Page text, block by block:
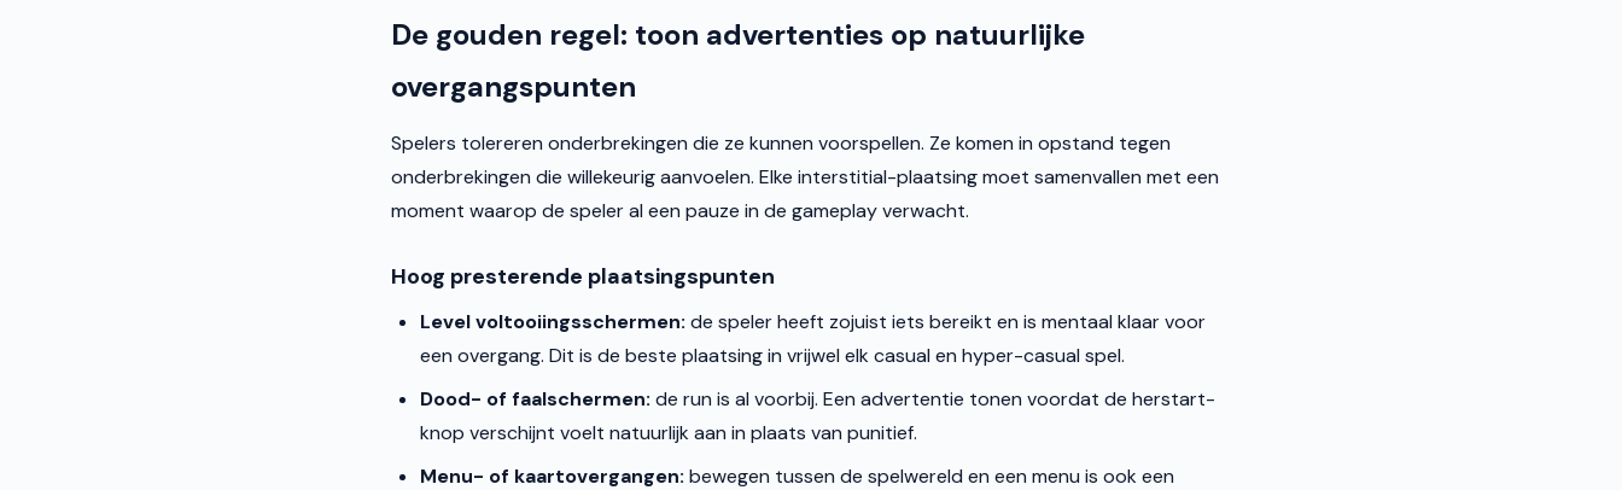
De gouden regel: toon advertenties op natuurlijke
overgangspunten
Spelers tolereren onderbrekingen die ze kunnen voorspellen. Ze komen in opstand tegen
onderbrekingen die willekeurig aanvoelen. Elke interstitial-plaatsing moet samenvallen met een
moment waarop de speler al een pauze in de gameplay verwacht.
Hoog presterende plaatsingspunten
Level voltooiingsschermen: de speler heeft zojuist iets bereikt en is mentaal klaar voor
een overgang. Dit is de beste plaatsing in vrijwel elk casual en hyper-casual spel.
Dood- of faalschermen: de run is al voorbij. Een advertentie tonen voordat de herstart-
knop verschijnt voelt natuurlijk aan in plaats van punitief.
Menu- of kaartovergangen: bewegen tussen de spelwereld en een menu is ook een